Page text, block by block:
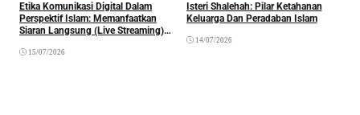
Etika Komunikasi Digital Dalam
Perspektif Islam: Memanfaatkan
Siaran Langsung (Live Streaming)
Silaturahim
15/07/2026
Isteri Shalehah: Pilar Ketahanan
Keluarga Dan Peradaban Islam
14/07/2026